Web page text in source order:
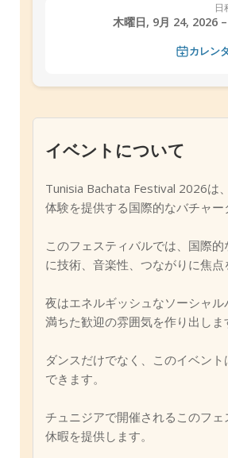
日
木曜日, 9月 24, 2026
カレン
イベントについて
Tunisia Bachata Festival 2026は
体験を提供する国際的なバチャー
このフェスティバルでは、国際
に技術、音楽性、つながりに焦点
夜はエネルギッシュなソーシャ
満ちた歓迎の雰囲気を作り出しま
ダンスだけでなく、このイベン
できます。
チュニジアで開催されるこのフ
休暇を提供します。